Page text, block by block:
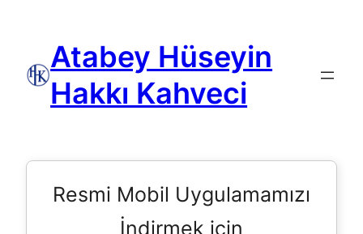
Atabey Hüseyin
Hakkı Kahveci
Resmi Mobil Uygulamamızı
İndirmek için